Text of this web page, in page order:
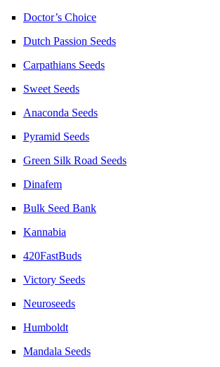
Doctor’s Choice
Dutch Passion Seeds
Carpathians Seeds
Sweet Seeds
Anaconda Seeds
Pyramid Seeds
Green Silk Road Seeds
Dinafem
Bulk Seed Bank
Kannabia
420FastBuds
Victory Seeds
Neuroseeds
Humboldt
Mandala Seeds